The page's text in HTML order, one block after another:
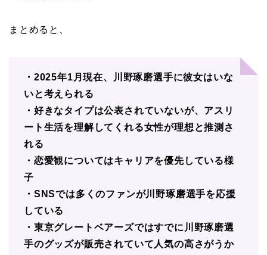
まとめると、
・2025年1月現在、川野琢磨選手に彼女はいな
いと考えられる
・好きなタイプは公表されていないが、アスリ
ート生活を理解してくれる女性が理想と推測さ
れる
・恋愛観についてはキャリアを優先している様
子
・SNSでは多くのファンが川野琢磨選手を応援
している
・東京グレートベアーズではすでに川野琢磨選
手のグッズが販売されていて人気の高さがうか